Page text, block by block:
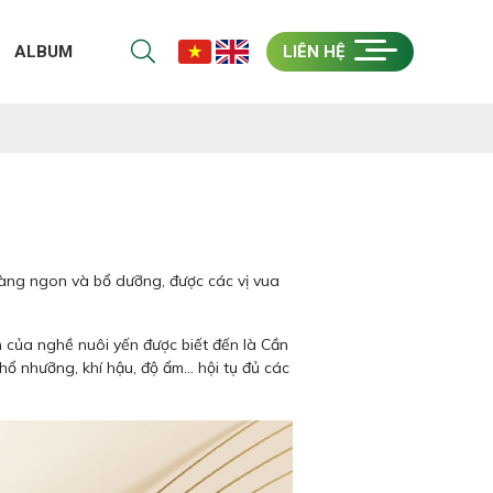
ALBUM LIÊN HỆ
ngon và bổ dưỡng, được các vị vua
nghề nuôi yến được biết đến là Cần
nhưỡng, khí hậu, độ ẩm... hội tụ đủ các